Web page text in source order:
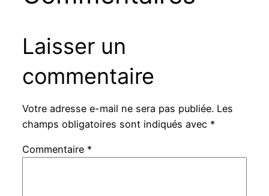
Laisser un
commentaire
Votre adresse e-mail ne sera pas publiée. Les
champs obligatoires sont indiqués avec *
Commentaire *